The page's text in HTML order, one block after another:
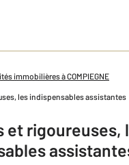
immobilières à COMPIEGNE
les indispensables assistantes
et rigoureuses,